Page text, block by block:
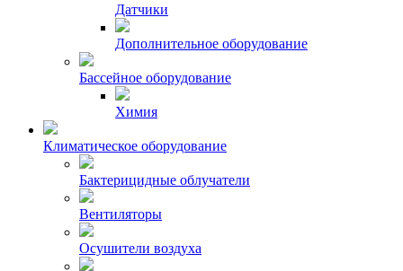
Датчики
Дополнительное оборудование
Бассейное оборудование
Химия
Климатическое оборудование
Бактерицидные облучатели
Вентиляторы
Осушители воздуха